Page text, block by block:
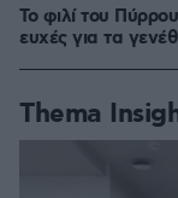
Το φιλί του
ευχές για τα
Thema